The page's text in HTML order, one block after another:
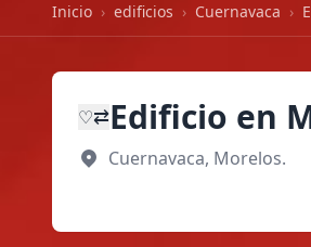
Inicio › edificios › Cuernavaca ›
♡⇄Edificio en
Cuernavaca, Morelos.